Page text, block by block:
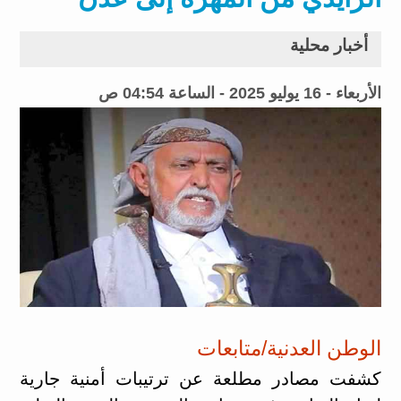
أخبار محلية
الأربعاء - 16 يوليو 2025 - الساعة 04:54 ص
الوطن العدنية/متابعات
كشفت مصادر مطلعة عن ترتيبات أمنية جارية